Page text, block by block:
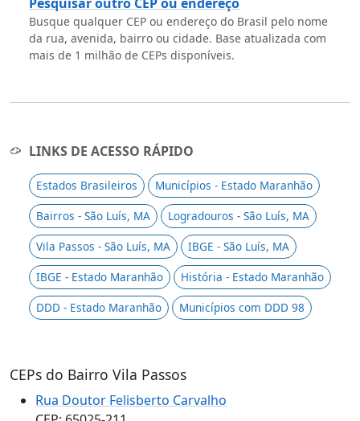
Busque qualquer CEP ou endereço do Brasil pelo nome
da rua, avenida, bairro ou cidade. Base atualizada com
mais de 1 milhão de CEPs disponíveis.
LINKS DE ACESSO RÁPIDO
Estados Brasileiros
Municípios - Estado Maranhão
Bairros - São Luís, MA
Logradouros - São Luís, MA
Vila Passos - São Luís, MA
IBGE - São Luís, MA
IBGE - Estado Maranhão
História - Estado Maranhão
DDD - Estado Maranhão
Municípios com DDD 98
CEPs do Bairro Vila Passos
Rua Doutor Felisberto Carvalho